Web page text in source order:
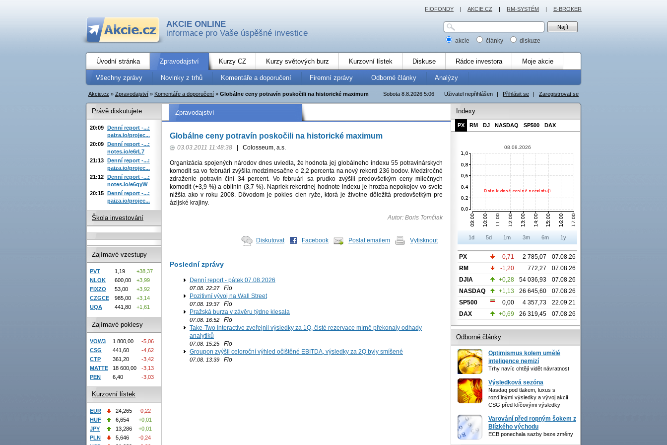
AKCIE ONLINE
informace pro Vaše úspěšné investice
akcie články diskuze
Úvodní stránka Zpravodajství Kurzy CZ Kurzy světových burz Kurzovní lístek Diskuse Rádce investora Moje akcie
Všechny zprávy Novinky z trhů Komentáře a doporučení Firemní zprávy Odborné články Analýzy
Uživatel nepřihlášen | Přihlásit se | Zaregistrovat se
Sobota 8.8.2026 5:06
Akcie.cz » Zpravodajství » Komentáře a doporučení » Globálne ceny potravín poskočili na historické maximum
Zpravodajství
Globálne ceny potravín poskočili na historické maximum
03.03.2011 11:48:38 Colosseum, a.s.
Organizácia spojených národov dnes uviedla, že hodnota jej globálneho indexu 55 potravinárskych
komodít sa vo februári zvýšila medzimesačne o 2,2 percenta na nový rekord 236 bodov. Medziročné
zdraženie potravín činí 34 percent. Vo februári sa prudko zvýšili predovšetkým ceny mliečnych
komodít (+3,9 %) a obilnín (3,7 %). Napriek rekordnej hodnote indexu je hrozba nepokojov vo svete
nižšia ako v roku 2008. Dôvodom je pokles cien ryže, ktorá je životne dôležitá predovšetkým pre
ázijské krajiny.
Autor: Boris Tomčiak
Diskutovat Facebook Poslat emailem Vytisknout
Poslední zprávy
Denní report - pátek 07.08.2026
07.08. 22:27Fio
Pozitivní vývoj na Wall Street
07.08. 19:37Fio
Pražská burza v závěru týdne klesala
07.08. 16:52 Fio
Take-Two Interactive zveřejnil výsledky za 1Q, čisté rezervace mírně překonaly odhady
analytiků
07.08. 15:25 Fio
Groupon zvýšil celoroční výhled očištěné EBITDA, výsledky za 2Q byly smíšené
07.08. 13:39 Fio
Právě diskutujete
20:09 Denní report -...:
paiza.io/projec...
20:09 Denní report -...:
notes.io/e6rL7
21:13 Denní report -...:
paiza.io/projec...
21:12 Denní report -...:
notes.io/e6qyW
20:15 Denní report -...:
paiza.io/projec...
Škola investování
Zajímavé vzestupy
PVT 1,19
+38,37
NLOK
600,00
+3,99
FIXZO
53,00
+3,92
CZGCE
985,00
+3,14
UQA
441,80 +1,61
Zajímavé poklesy
VOW3 1 800,00
-5,06
CSG
441,60
-4,62
CTP
361,20
-3,42
MATTE
18 600,00
-3,13
PEN
6,40 -3,03
Kurzovní lístek
EUR 24,265
-0,22
HUF
6,654
+0,01
JPY
13,286
+0,01
PLN
5,646
-0,24
Indexy
PX RM DJ NASDAQ SP500 DAX
08.08.2026
1d 5d 1m 3m 6m 1y
PX -0,71 2 785,07
07.08.26
RM
-1,20 772,27
07.08.26
DJIA
+0,28 54 036,93
07.08.26
NASDAQ
+1,13 26 645,60
07.08.26
SP500
0,00 4 357,73
22.09.21
DAX
+0,69 26 319,45 07.08.26
Odborné články
Optimismus kolem umělé
inteligence nemizí
Trhy navíc chtějí vidět návratnost
Výsledková sezóna
Nasdaq pod tlakem, luxus s
rozdílnými výsledky a vývoj akcií
CSG před klíčovými výsledky
Varování před ropným šokem z
Blízkého východu
ECB ponechala sazby beze změny
FIOFONDY | AKCIE.CZ | RM-SYSTÉM | E-BROKER